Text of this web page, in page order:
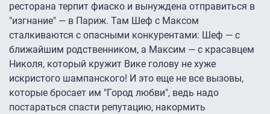
ресторана терпит фиаско и вынуждена отправиться в
"изгнание" — в Париж. Там Шеф с Максом
сталкиваются с опасными конкурентами: Шеф — с
ближайшим родственником, а Максим — с красавцем
Николя, который кружит Вике голову не хуже
искристого шампанского! И это еще не все вызовы,
которые бросает им "Город любви", ведь надо
постараться спасти репутацию, накормить